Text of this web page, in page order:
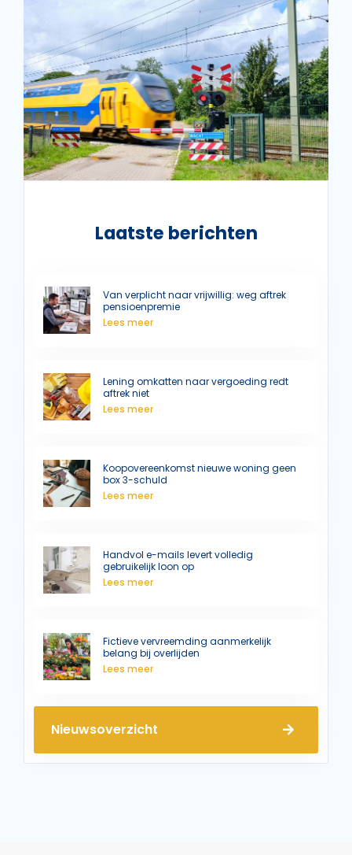
Laatste berichten
Van verplicht naar vrijwillig: weg aftrek
pensioenpremie
Lees meer
Lening omkatten naar vergoeding redt
aftrek niet
Lees meer
Koopovereenkomst nieuwe woning geen
box 3-schuld
Lees meer
Handvol e-mails levert volledig
gebruikelijk loon op
Lees meer
Fictieve vervreemding aanmerkelijk
belang bij overlijden
Lees meer
Nieuwsoverzicht